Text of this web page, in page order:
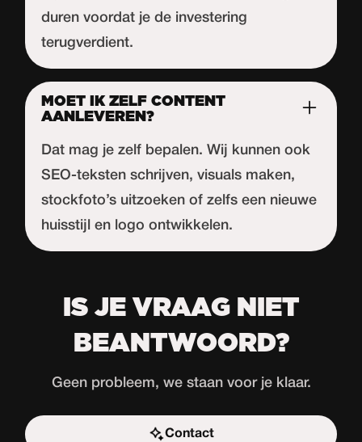
duren voordat je de investering
terugverdient.
MOET IK ZELF CONTENT
AANLEVEREN?
Dat mag je zelf bepalen. Wij kunnen ook
SEO-teksten schrijven, visuals maken,
stockfoto’s uitzoeken of zelfs een nieuwe
huisstijl en logo ontwikkelen.
IS JE VRAAG NIET
BEANTWOORD?
Geen probleem, we staan voor je klaar.
Contact